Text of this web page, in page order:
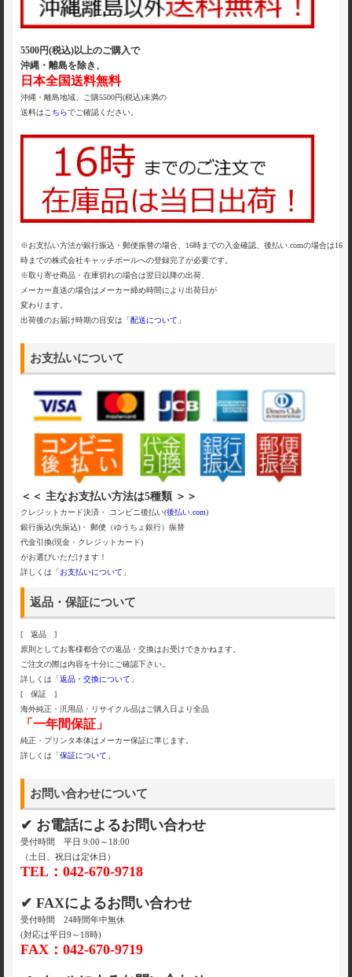
5500円(税込)以上のご購入で
沖縄・離島を除き、
日本全国送料無料
沖縄・離島地域、ご購5500円(税込)未満の
送料は こちらでご確認ください。
※お支払い方法が銀行振込・郵便振替の場合、16時までの入金確認、後払い.comの場合は16
時までの株式会社キャッチボールへの登録完了が必要です。
※取り寄せ商品・在庫切れの場合は翌日以降の出荷、
メーカー直送の場合はメーカー締め時間により出荷日が
変わります。
出荷後のお届け時期の目安は「配送について 」
お支払いについて
＜＜ 主なお支払い方法は5種類 ＞＞
クレジットカード決済・ コンビニ後払い(後払い.com)
銀行振込(先振込)・ 郵便（ゆうちょ銀行）振替
代金引換(現金・クレジットカード)
がお選びいただけます！
詳しくは「お支払いについて 」
返品・保証について
[ 返品 ]
原則としてお客様都合での返品・交換はお受けできかねます。
ご注文の際は内容を十分にご確認下さい。
詳しくは「返品・交換について 」
[ 保証 ]
海外純正・汎用品・リサイクル品はご購入日より全品
「一年間保証」
純正・プリンタ本体はメーカー保証に準じます。
詳しくは「保証について 」
お問い合わせについて
✔ お電話によるお問い合わせ
受付時間 平日 9:00～18:00
（土日、祝日は定休日）
TEL：042-670-9718
✔ FAXによるお問い合わせ
受付時間 24時間年中無休
(対応は平日9～18時)
FAX：042-670-9719